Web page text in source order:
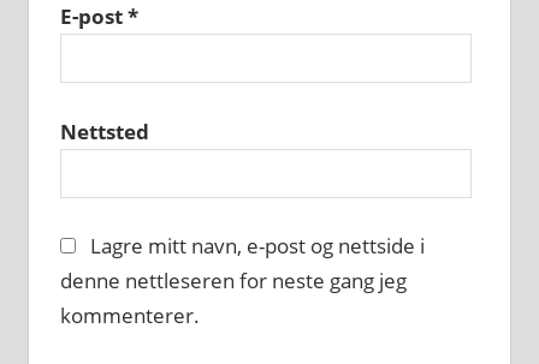
E-post*
Nettsted
Lagre mitt navn, e-post og nettside i
denne nettleseren for neste gang jeg
kommenterer.